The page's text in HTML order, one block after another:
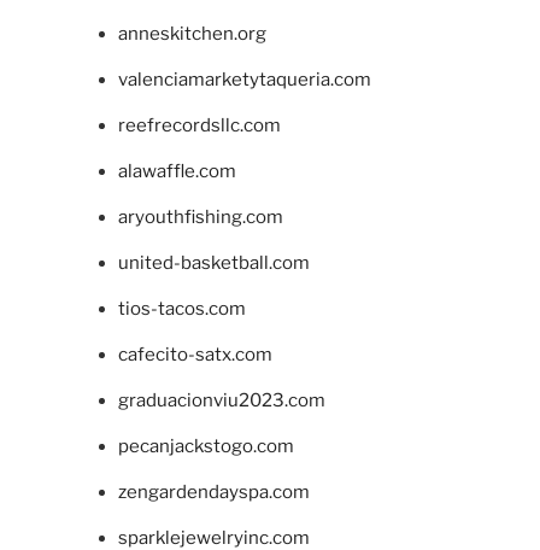
anneskitchen.org
valenciamarketytaqueria.com
reefrecordsllc.com
alawaffle.com
aryouthfishing.com
united-basketball.com
tios-tacos.com
cafecito-satx.com
graduacionviu2023.com
pecanjackstogo.com
zengardendayspa.com
sparklejewelryinc.com